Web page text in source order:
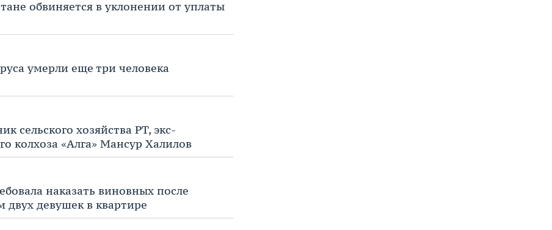
обвиняется в уклонении от уплаты
умерли еще три человека
сельского хозяйства РТ, экс-
колхоза «Алга» Мансур Халилов
наказать виновных после
двух девушек в квартире